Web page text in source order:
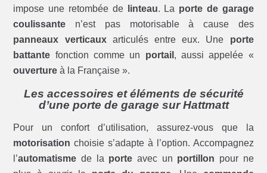
impose une retombée de
linteau. La porte de garage
coulissante n’est pas motorisable à cause des
panneaux verticauxarticulés entre eux. Une porte
battante fonction comme un portail , aussi appelée «
ouverture à la Française ».
Les accessoires et éléments de sécurité
d’une porte de garage sur Hattmatt
Pour un confort d’utilisation, assurez-vous que la
motorisation choisie s’adapte à l’option. Accompagnez
l’automatisme de la porte avec un portillon pour ne